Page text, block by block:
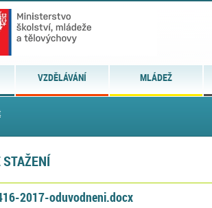
VZDĚLÁVÁNÍ MLÁDEŽ
STAŽENÍ
2017-oduvodneni.docx